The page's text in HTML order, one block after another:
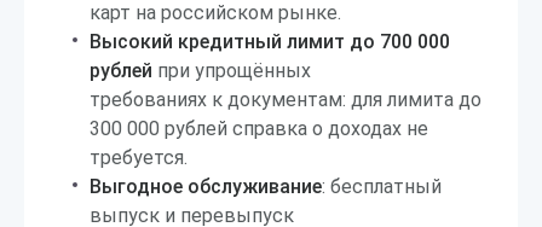
карт на российском рынке.
Высокий кредитный лимит до 700 000
рублей при упрощённых
требованиях к документам: для лимита до
300 000 рублей справка о доходах не
требуется.
Выгодное обслуживание: бесплатный
выпуск и перевыпуск